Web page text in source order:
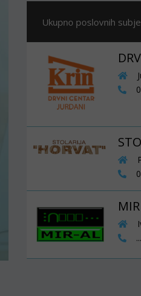
Ukupno poslovnih
...